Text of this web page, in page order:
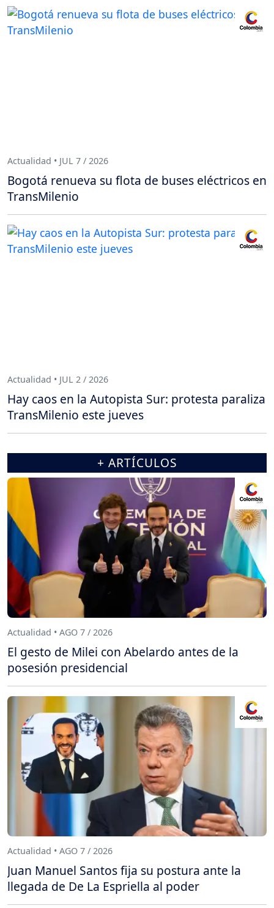
Actualidad • JUL 7 / 2026
Bogotá renueva su flota de buses eléctricos en
TransMilenio
Actualidad • JUL 2 / 2026
Hay caos en la Autopista Sur: protesta paraliza
TransMilenio este jueves
+ ARTÍCULOS
Actualidad • AGO 7 / 2026
El gesto de Milei con Abelardo antes de la
posesión presidencial
Actualidad • AGO 7 / 2026
Juan Manuel Santos fija su postura ante la
llegada de De La Espriella al poder